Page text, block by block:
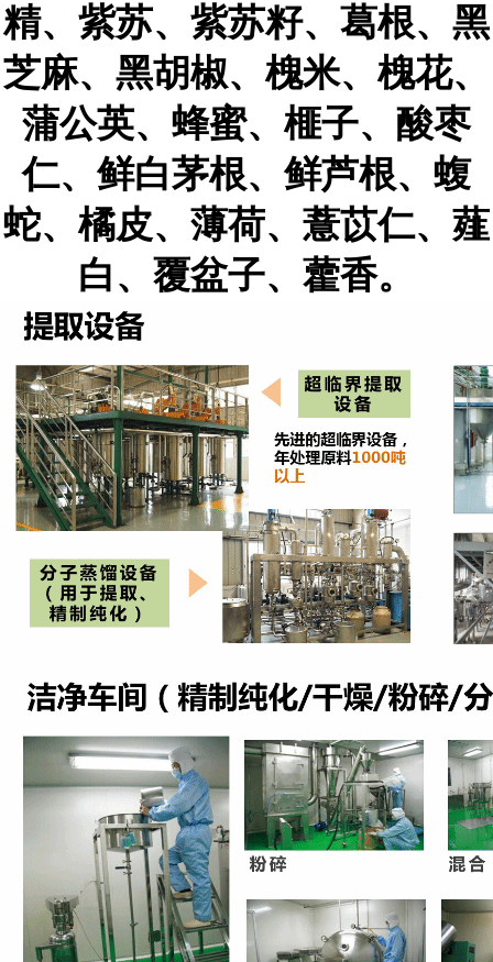
精、紫苏、紫苏籽、葛根、黑
芝麻、黑胡椒、槐米、槐花、
蒲公英、蜂蜜、榧子、酸枣
仁、鲜白茅根、鲜芦根、蝮
蛇、橘皮、薄荷、薏苡仁、薤
白、覆盆子、藿香。